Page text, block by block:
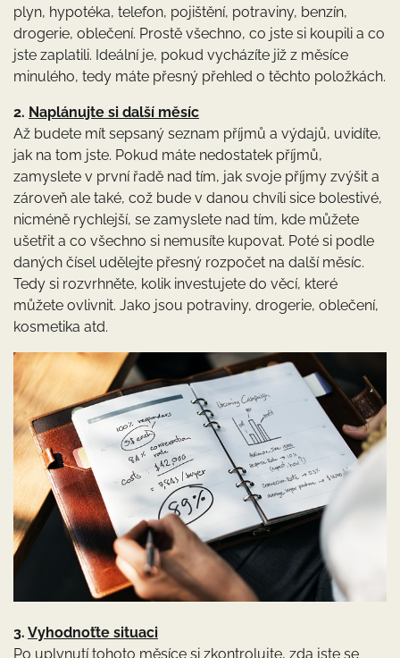
plyn, hypotéka, telefon, pojištění, potraviny, benzín,
drogerie, oblečení. Prostě všechno, co jste si koupili a co
jste zaplatili. Ideální je, pokud vycházíte již z měsíce
minulého, tedy máte přesný přehled o těchto položkách.
2. Naplánujte si další měsíc
Až budete mít sepsaný seznam příjmů a výdajů, uvidíte,
jak na tom jste. Pokud máte nedostatek příjmů,
zamyslete v první řadě nad tím, jak svoje příjmy zvýšit a
zároveň ale také, což bude v danou chvíli sice bolestivé,
nicméně rychlejší, se zamyslete nad tím, kde můžete
ušetřit a co všechno si nemusíte kupovat. Poté si podle
daných čísel udělejte přesný rozpočet na další měsíc.
Tedy si rozvrhněte, kolik investujete do věcí, které
můžete ovlivnit. Jako jsou potraviny, drogerie, oblečení,
kosmetika atd.
3. Vyhodnoťte situaci
Po uplynutí tohoto měsíce si zkontrolujte, zda jste se